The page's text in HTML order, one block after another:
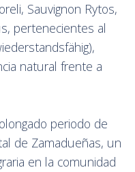
Sauvignon Rytos,
pertenecientes al
natural frente a
periodo de
de Zamadueñas, un
en la comunidad